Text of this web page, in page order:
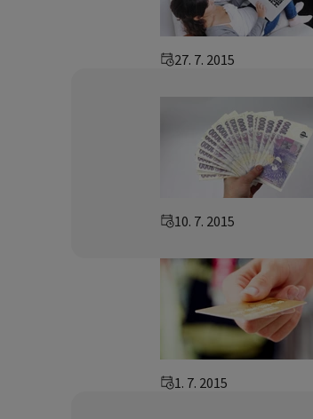
27. 7. 2015
10. 7. 2015
1. 7. 2015